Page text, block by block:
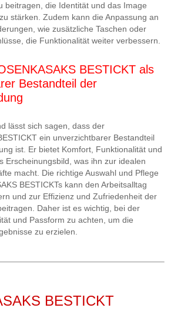
beitragen, die Identität und das Image
stärken. Zudem kann die Anpassung an
wie zusätzliche Taschen oder
die Funktionalität weiter verbessern.
BESTICKT als
Bestandteil der
lässt sich sagen, dass der
ein unverzichtbarer Bestandteil
ist. Er bietet Komfort, Funktionalität und
Erscheinungsbild, was ihn zur idealen
macht. Die richtige Auswahl und Pflege
BESTICKTs kann den Arbeitsalltag
und zur Effizienz und Zufriedenheit der
Daher ist es wichtig, bei der
und Passform zu achten, um die
zu erzielen.
BESTICKT